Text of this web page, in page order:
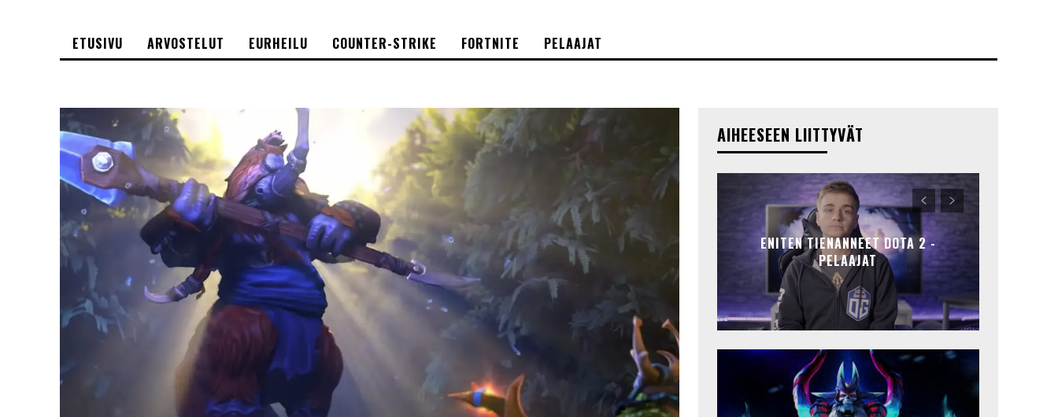
ETUSIVU ARVOSTELUT EURHEILU COUNTER-STRIKE FORTNITE PELAAJAT
AIHEESEEN LIITTYVÄT
ENITEN TIENANNEET DOTA 2 -
PELAAJAT